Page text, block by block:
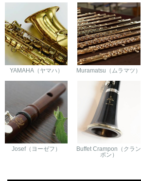
YAMAHA（ヤマハ） Muramatsu（ムラマツ）
Josef（ヨーゼフ）
Buffet Crampon（クラン
ポン）